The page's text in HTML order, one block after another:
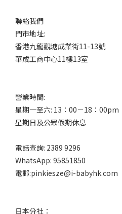
聯絡我們
門市地址:
香港九龍觀塘成業街11-13號
華成工商中心11樓13室
營業時間:
星期一至六: 13：00－18：00pm
星期日及公眾假期休息
電話查詢: 2389 9296
WhatsApp: 95851850
電郵:pinkiesze@i-babyhk.com
日本分社：